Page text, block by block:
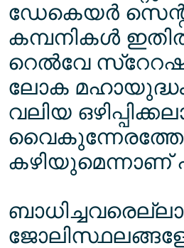
ഡേകെയര്‍
കമ്പനികള്‍
റെല്‍വേ
ലോക
വലിയ
കഴിയുമെന്നാണ്